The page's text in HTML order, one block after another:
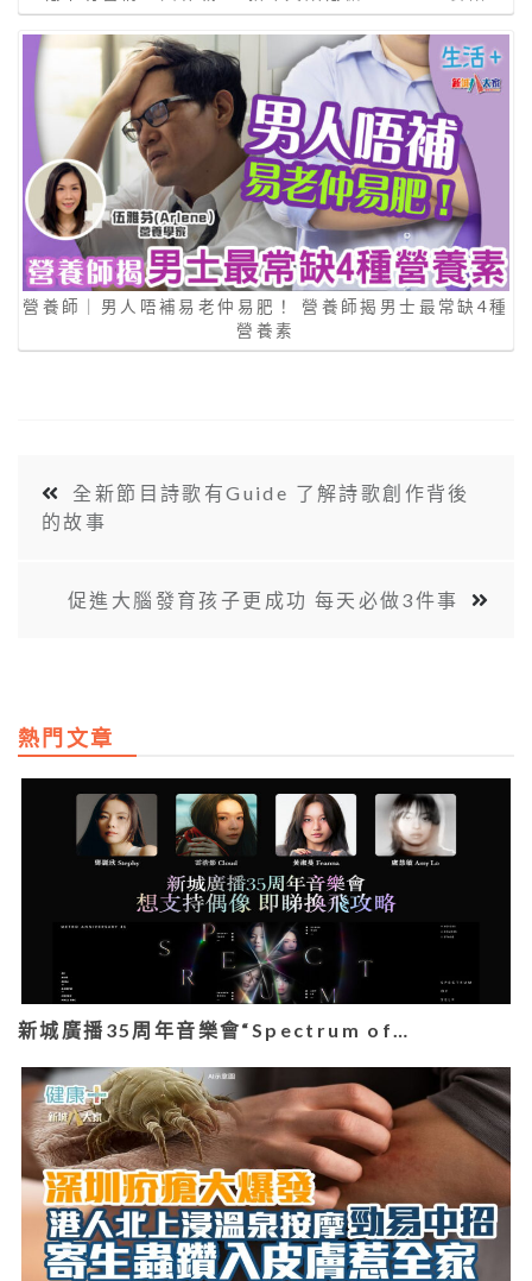
營養師｜男人唔補易老仲易肥！ 營養師揭男士最常缺4種
營養素
全新節目詩歌有Guide 了解詩歌創作背後
的故事
促進大腦發育孩子更成功 每天必做3件事
熱門文章
新城廣播35周年音樂會“Spectrum of…